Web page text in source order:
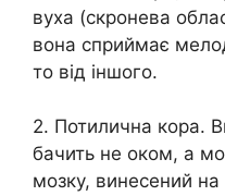
вуха (скронева
вона сприймає
то від іншого.
2. Потилична кора.
бачить не оком, а
мозку, винесений